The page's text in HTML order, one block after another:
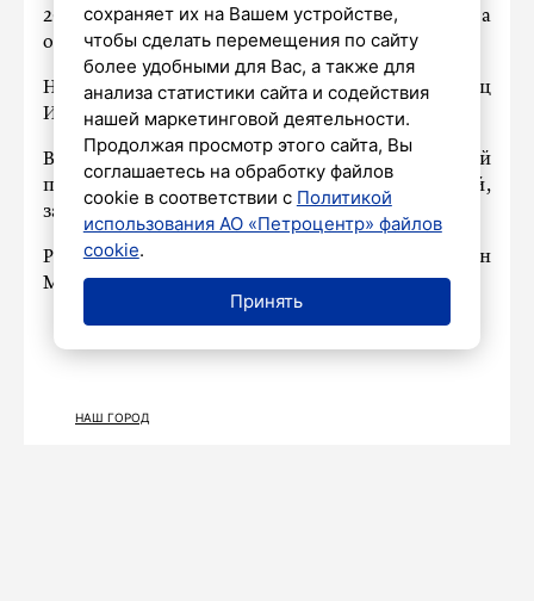
26-летний игрок подписал со СКА контракт на
один сезон.
Напомним, что СКА сейчас возглавляет его отец
Игорь Ларионов.
В прошлом сезоне КХЛ Ларионов-младший
провел за нижегородское «Торпедо» 38 матчей,
забросил 5 шайб и отдал 15 голевых передач.
Ранеесообщалось
, что защитник Бреннан
Менелл продолжит карьеру в СКА.
НАШ ГОРОД
сохраняет их на Вашем устройстве,
чтобы сделать перемещения по сайту
более удобными для Вас, а также для
анализа статистики сайта и содействия
нашей маркетинговой деятельности.
Продолжая просмотр этого сайта, Вы
соглашаетесь на обработку файлов
cookie в соответствии с Политикой
использования АО «Петроцентр» файлов
cookie.
Принять